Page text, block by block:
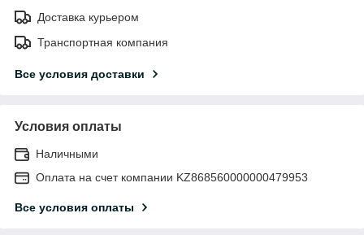
Доставка курьером
Транспортная компания
Все условия доставки
Условия оплаты
Наличными
Оплата на счет компании KZ868560000000479953
Все условия оплаты